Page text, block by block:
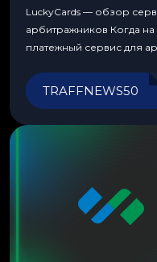
LuckyCards — обзор
арбитражников Когда
платежный сервис для
перестаешь
пока тот не докажет
TRAFFNEWS50